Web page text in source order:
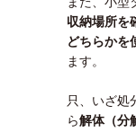
収納場所を
どちらかを
ます。
只、いざ処
ら解体（分